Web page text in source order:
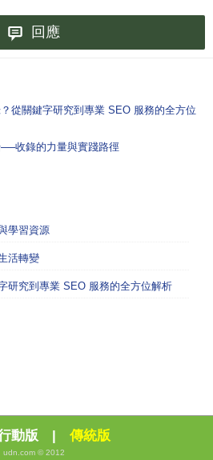
回應
從關鍵字研究到專業 SEO 服務的全方位
收錄的力量與實踐路徑
學習資源
活轉變
研究到專業 SEO 服務的全方位解析
動版 傳統版
udn.com © 2012